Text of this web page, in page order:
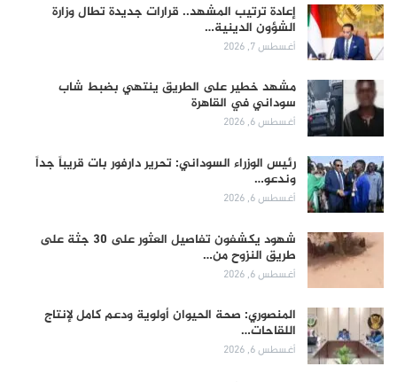
إعادة ترتيب المشهد.. قرارات جديدة تطال وزارة
الشؤون الدينية…
أغسطس 7, 2026
مشهد خطير على الطريق ينتهي بضبط شاب
سوداني في القاهرة
أغسطس 6, 2026
رئيس الوزراء السوداني: تحرير دارفور بات قريباً جداً
وندعو…
أغسطس 6, 2026
شهود يكشفون تفاصيل العثور على 30 جثة على
طريق النزوح من…
أغسطس 6, 2026
المنصوري: صحة الحيوان أولوية ودعم كامل لإنتاج
اللقاحات…
أغسطس 6, 2026